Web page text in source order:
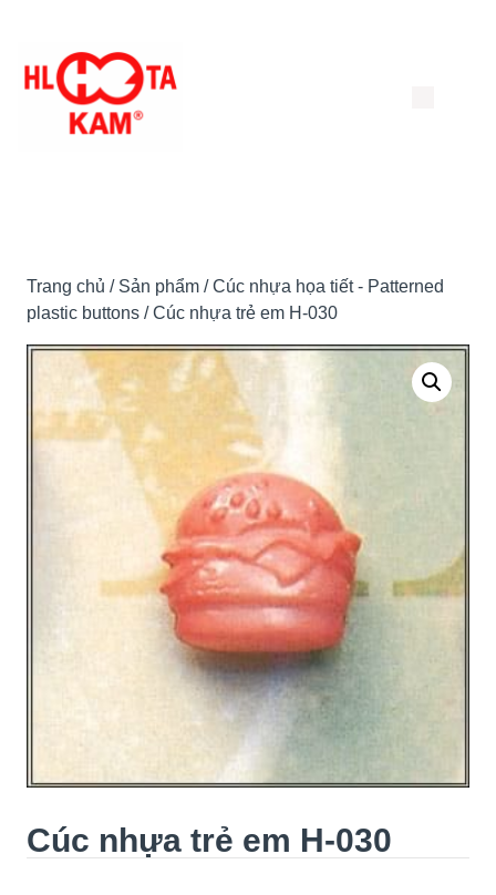
đến
Trang chủ / Sản phẩm /Cúc nhựa họa tiết - Patterned
plastic buttons / Cúc nhựa trẻ em H-030
Cúc nhựa trẻ em H-030